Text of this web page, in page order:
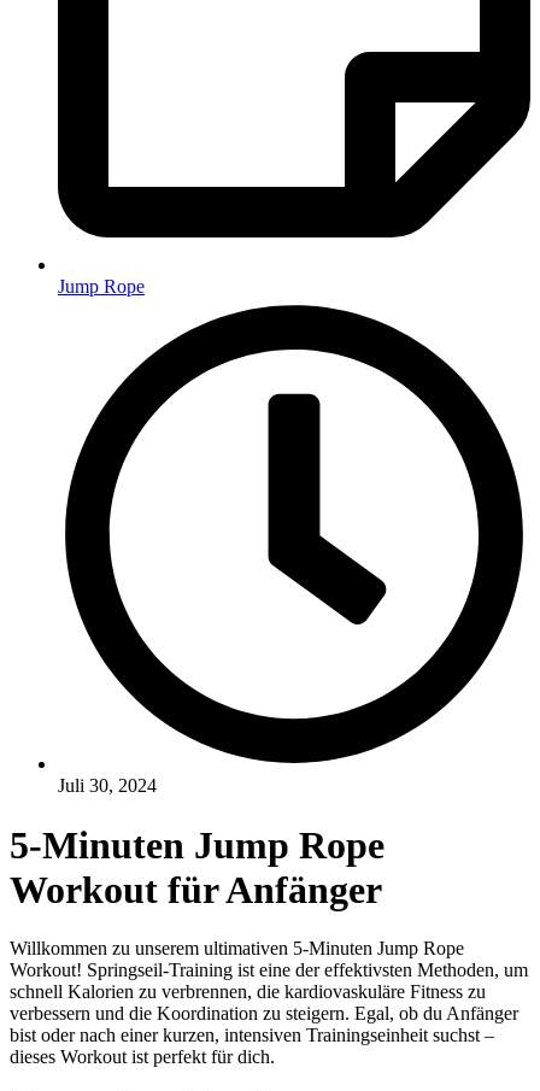
Jump Rope
Juli 30, 2024
5-Minuten Jump Rope
Workout für Anfänger
Willkommen zu unserem ultimativen 5-Minuten Jump Rope
Workout! Springseil-Training ist eine der effektivsten Methoden, um
schnell Kalorien zu verbrennen, die kardiovaskuläre Fitness zu
verbessern und die Koordination zu steigern. Egal, ob du Anfänger
bist oder nach einer kurzen, intensiven Trainingseinheit suchst –
dieses Workout ist perfekt für dich.